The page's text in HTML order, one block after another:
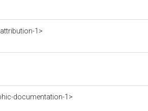
1>
documentation-1>